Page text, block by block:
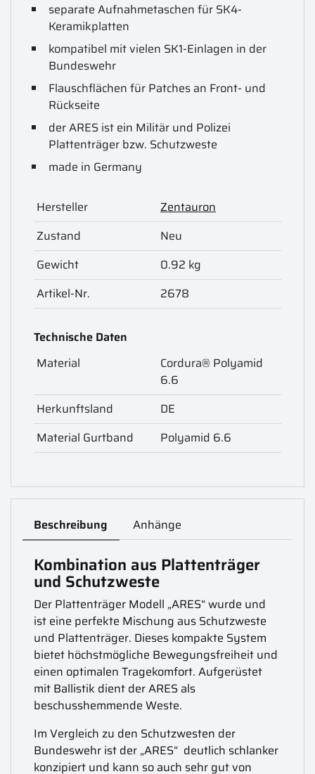
separate Aufnahmetaschen für SK4-
Keramikplatten
kompatibel mit vielen SK1-Einlagen in der
Bundeswehr
Flauschflächen für Patches an Front- und
Rückseite
der ARES ist ein Militär und Polizei
Plattenträger bzw. Schutzweste
made in Germany
Hersteller
Zentauron
Zustand
Neu
Gewicht
0.92 kg
Artikel-Nr.
2678
Technische Daten
Material
Cordura® Polyamid
6.6
Herkunftsland
DE
Material Gurtband
Polyamid 6.6
Beschreibung Anhänge
Kombination aus Plattenträger
und Schutzweste
Der Plattenträger Modell „ARES“ wurde und
ist eine perfekte Mischung aus Schutzweste
und Plattenträger. Dieses kompakte System
bietet höchstmögliche Bewegungsfreiheit und
einen optimalen Tragekomfort. Aufgerüstet
mit Ballistik dient der ARES als
beschusshemmende Weste.
Im Vergleich zu den Schutzwesten der
Bundeswehr ist der „ARES“ deutlich schlanker
konzipiert und kann so auch sehr gut von